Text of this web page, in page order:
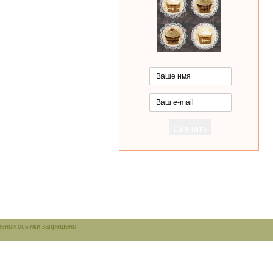
ссылки запрещено.